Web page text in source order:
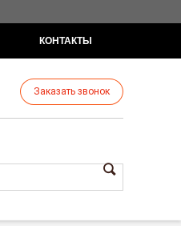
КОНТАКТЫ
Заказать звонок